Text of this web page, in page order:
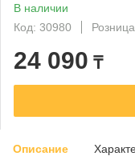
В наличии
Код: 30980
Розница
24 090 ₸
Описание